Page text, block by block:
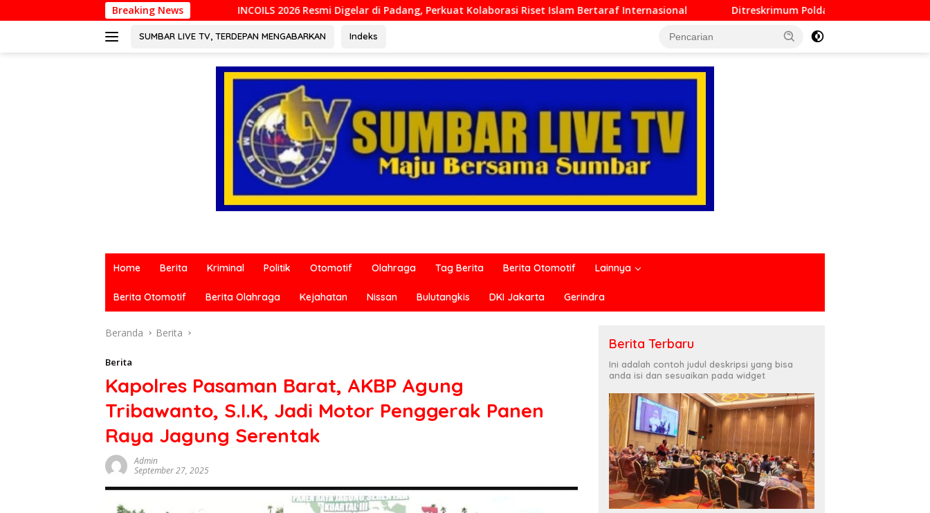
ke
Breaking News
INCOILS 2026 Resmi Digelar di Padang, Perkuat Kolaborasi Riset Islam Bertaraf Internasional Ditreskrimum Polda Sumbar Lampaui Target, Operasi Pekat dan
SUMBAR LIVE TV, TERDEPAN MENGABARKAN Indeks
terkini
berbagai
indonesia
dari
politik,
ekonomi
mapun
budaya
serta
berita
terbaru
lainnya
Home Berita Kriminal Politik Otomotif Olahraga Tag Berita Berita Otomotif Lainnya
Berita Otomotif Berita Olahraga Kejahatan Nissan Bulutangkis DKI Jakarta Gerindra
Beranda Berita
Berita
Kapolres Pasaman Barat, AKBP Agung
Tribawanto, S.I.K, Jadi Motor Penggerak Panen
Raya Jagung Serentak
Admin
September 27, 2025
Berita Terbaru
Ini adalah contoh judul deskripsi yang bisa
anda isi dan sesuaikan pada widget